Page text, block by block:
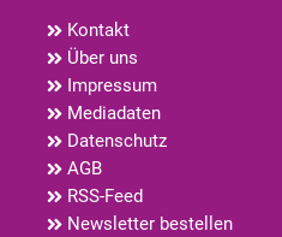
Kontakt
Über uns
Impressum
Mediadaten
Datenschutz
AGB
RSS-Feed
Newsletter bestellen